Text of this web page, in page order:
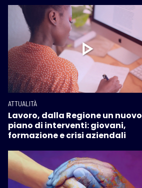
ATTUALITÀ
Lavoro, dalla Regione un nuovo
piano di interventi: giovani,
formazione e crisi aziendali